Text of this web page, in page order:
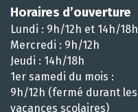
Horaires d’ouverture
Lundi : 9h/12h et 14h/18h
Mercredi : 9h/12h
Jeudi : 14h/18h
1er samedi du mois :
9h/12h (fermé durant les
vacances scolaires)